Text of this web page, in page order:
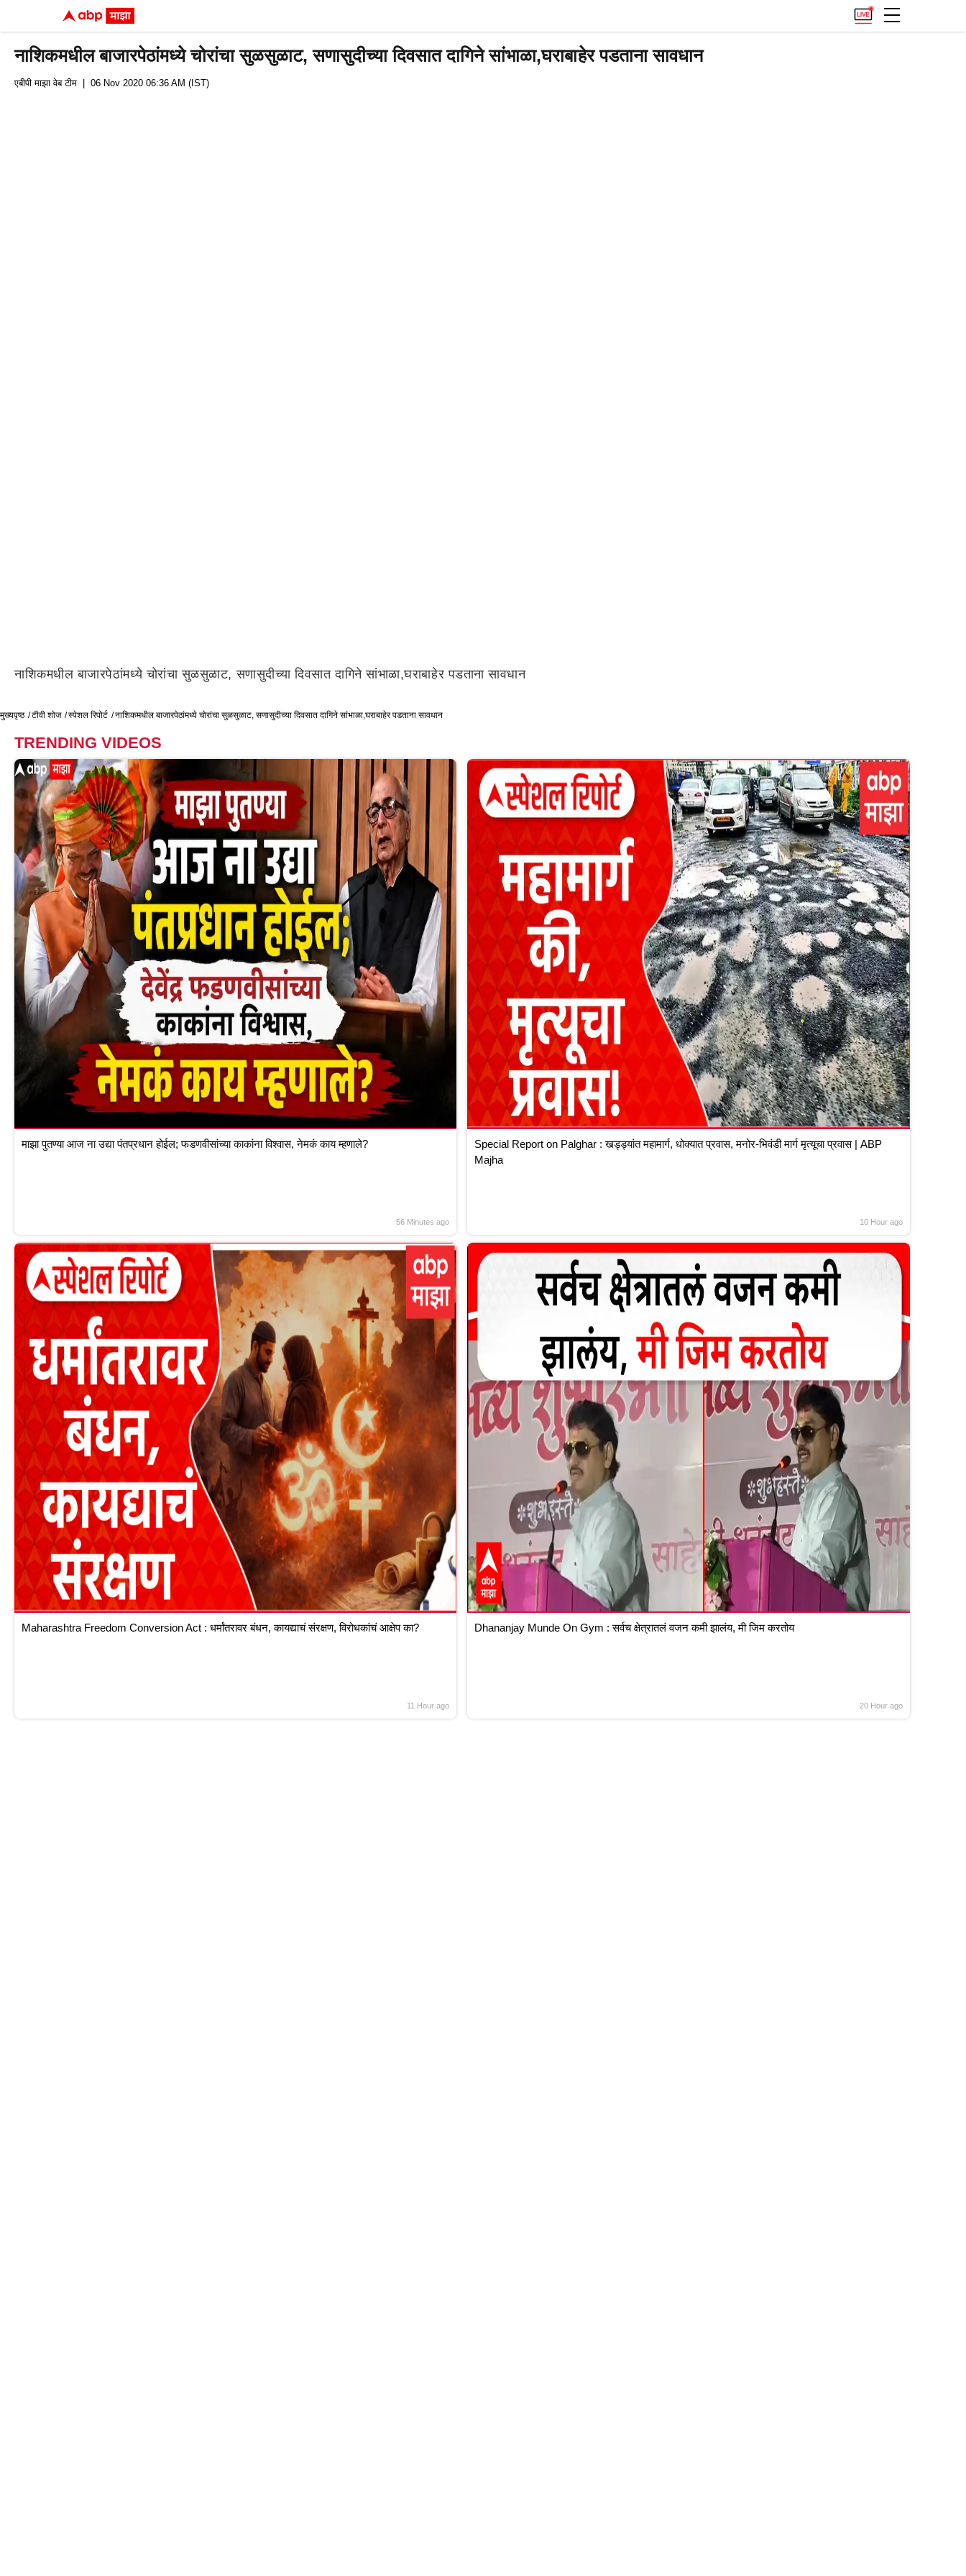
नाशिकमधील बाजारपेठांमध्ये चोरांचा सुळसुळाट, सणासुदीच्या दिवसात दागिने सांभाळा,घराबाहेर पडताना सावधान
एबीपी माझा वेब टीम | 06 Nov 2020 06:36 AM (IST)
नाशिकमधील बाजारपेठांमध्ये चोरांचा सुळसुळाट, सणासुदीच्या दिवसात दागिने सांभाळा,घराबाहेर पडताना सावधान
मुख्यपृष्ठ टीवी शोज स्पेशल रिपोर्ट नाशिकमधील बाजारपेठांमध्ये चोरांचा सुळसुळाट, सणासुदीच्या दिवसात दागिने सांभाळा,घराबाहेर पडताना सावधान
TRENDING VIDEOS
माझा पुतण्या आज ना उद्या पंतप्रधान होईल; फडणवीसांच्या काकांना विश्वास, नेमकं काय म्हणाले?
56 Minutes ago
Special Report on Palghar : खड्ड्यांत महामार्ग, धोक्यात प्रवास, मनोर-भिवंडी मार्ग मृत्यूचा प्रवास | ABP
Majha
10 Hour ago
Maharashtra Freedom Conversion Act : धर्मांतरावर बंधन, कायद्याचं संरक्षण, विरोधकांचं आक्षेप का?
11 Hour ago
Dhananjay Munde On Gym : सर्वच क्षेत्रातलं वजन कमी झालंय, मी जिम करतोय
20 Hour ago